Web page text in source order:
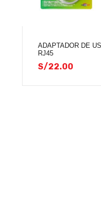
ADAPTADOR DE
RJ45
S/22.00